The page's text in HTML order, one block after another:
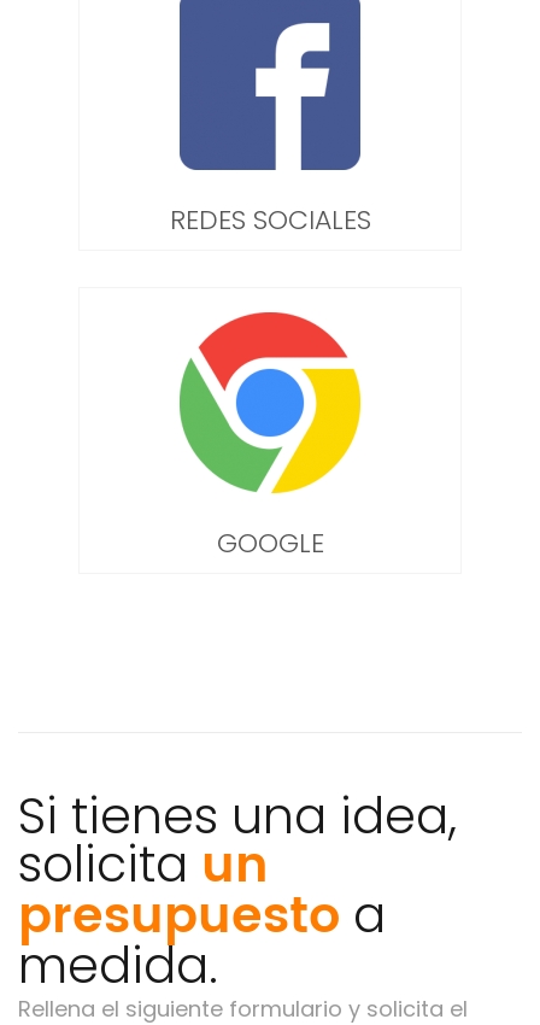
REDES SOCIALES
GOOGLE
Si tienes una idea,
solicita un
presupuesto a
medida.
Rellena el siguiente formulario y solicita el